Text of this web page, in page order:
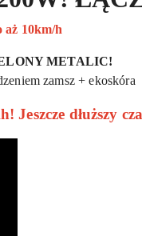
aż 10km/h
METALIC!
zamsz + ekoskóra
dłuższy